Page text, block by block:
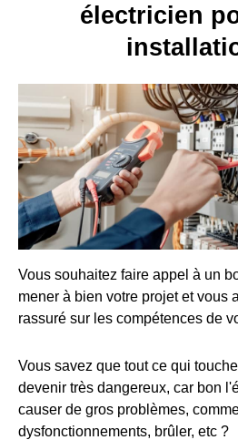
électricien
Vous souhaitez faire appel à un
mener à bien votre projet et vous
rassuré sur les compétences de
Vous savez que tout ce qui
devenir très dangereux, car bon
causer de gros problèmes,
dysfonctionnements, brûler, etc ?